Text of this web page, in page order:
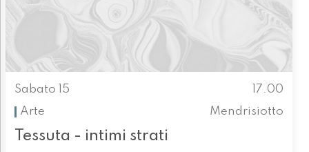
Sabato 15
17.00
Arte
Mendrisiotto
Tessuta - intimi strati